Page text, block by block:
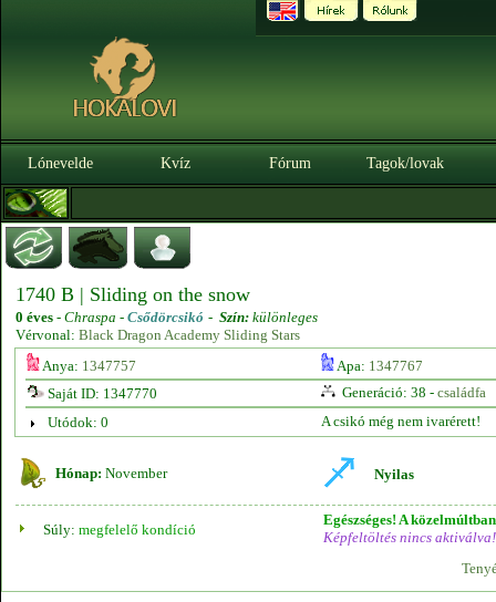
Lónevelde Kvíz Fórum Tagok/lovak
1740 B | Sliding on the snow
0 éves - Chraspa - Csődörcsikó - Szín: különleges
Vérvonal: Black Dragon Academy Sliding Stars
Anya: 1347757 Apa: 1347767
Saját ID: 1347770
Generáció: 38 - családfa
Utódok: 0
A csikó még nem ivarérett!
Hónap: November Nyilas
Súly: megfelelő kondíció
Egészséges! A
Képfeltöltés nincs aktiválva!